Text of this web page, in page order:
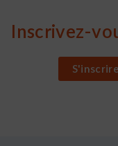
Inscrivez-